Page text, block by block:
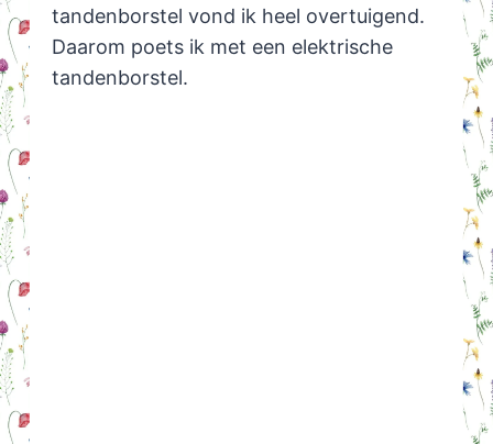
tandenborstel vond ik heel overtuigend.
Daarom poets ik met een elektrische
tandenborstel.